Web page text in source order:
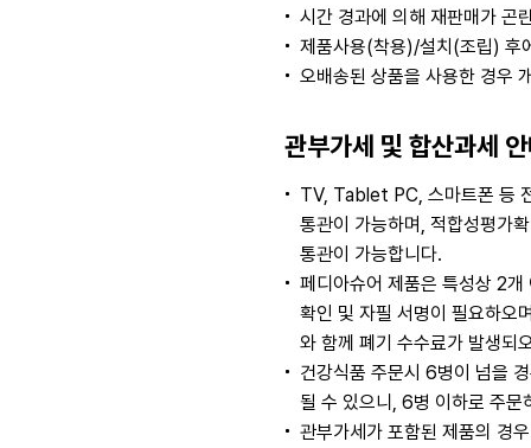
시간 경과에 의해 재판매가 곤
제품사용(착용)/설치(조립) 후
오배송된 상품을 사용한 경우
관부가세 및 합산과세
TV, Tablet PC, 스마트폰 등
통관이 가능하며, 적합성평가
통관이 가능합니다.
페디아슈어 제품은 특성상 2
확인 및 자필 서명이 필요하오
와 함께 폐기 수수료가 발생되
건강식품 주문시 6병이 넘을
될 수 있으니, 6병 이하로 주문
관부가세가 포함된 제품의 경